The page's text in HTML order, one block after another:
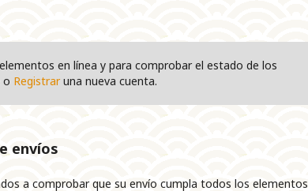
en línea y para comprobar el estado de los
o Registraruna nueva cuenta.
envíos
a comprobar que su envío cumpla todos los elementos